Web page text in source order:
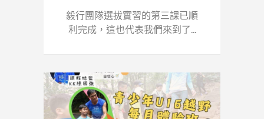
毅行團隊選拔實習的第三課已順
利完成，這也代表我們來到了...